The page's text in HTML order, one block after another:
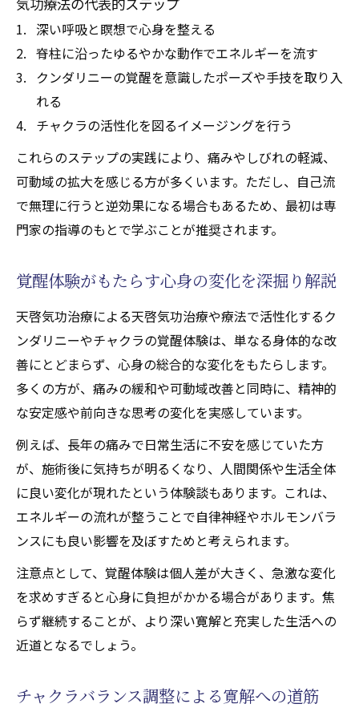
深い呼吸と瞑想で心身を整える
脊柱に沿ったゆるやかな動作でエネルギーを流す
クンダリニーの覚醒を意識したポーズや手技を取り入
れる
チャクラの活性化を図るイメージングを行う
これらのステップの実践により、痛みやしびれの軽減、
可動域の拡大を感じる方が多くいます。ただし、自己流
で無理に行うと逆効果になる場合もあるため、最初は専
門家の指導のもとで学ぶことが推奨されます。
覚醒体験がもたらす心身の変化を深掘り解説
天啓気功治療による天啓気功治療や療法で活性化するク
ンダリニーやチャクラの覚醒体験は、単なる身体的な改
善にとどまらず、心身の総合的な変化をもたらします。
多くの方が、痛みの緩和や可動域改善と同時に、精神的
な安定感や前向きな思考の変化を実感しています。
例えば、長年の痛みで日常生活に不安を感じていた方
が、施術後に気持ちが明るくなり、人間関係や生活全体
に良い変化が現れたという体験談もあります。これは、
エネルギーの流れが整うことで自律神経やホルモンバラ
ンスにも良い影響を及ぼすためと考えられます。
注意点として、覚醒体験は個人差が大きく、急激な変化
を求めすぎると心身に負担がかかる場合があります。焦
らず継続することが、より深い寛解と充実した生活への
近道となるでしょう。
チャクラバランス調整による寛解への道筋